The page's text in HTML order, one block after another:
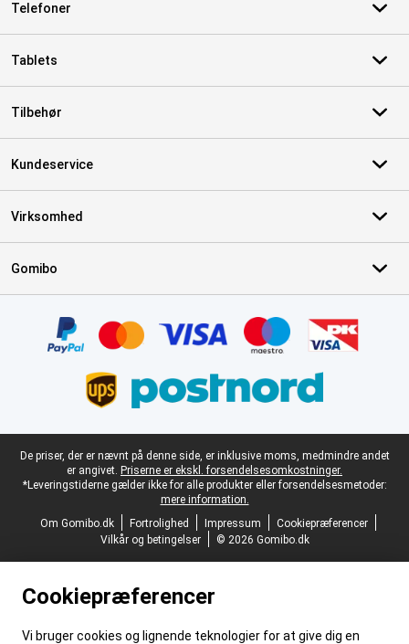
Telefoner
Tablets
Tilbehør
Kundeservice
Virksomhed
Gomibo
Juridisk fodtekst
De priser, der er nævnt på denne side, er inklusive moms, medmindre andet
er angivet. Priserne er ekskl. forsendelsesomkostninger.
*Leveringstiderne gælder ikke for alle produkter eller forsendelsesmetoder:
mere information.
Om Gomibo.dk
Fortrolighed Impressum
Cookiepræferencer
Vilkår og betingelser
© 2026 Gomibo.dk
Cookiepræferencer
Vi bruger cookies og lignende teknologier for at give dig en